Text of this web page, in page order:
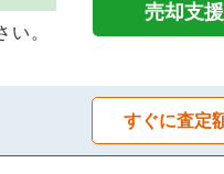
い。
売却支
すぐに査定